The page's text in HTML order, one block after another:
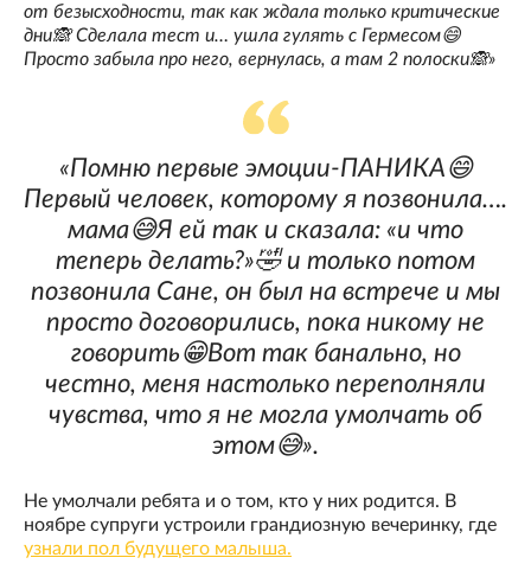
от безысходности, так как ждала только критические
дни🙈 Сделала тест и… ушла гулять с Гермесом😄
Просто забыла про него, вернулась, а там 2 полоски🙈»
«Помню первые эмоции-ПАНИКА😄
Первый человек, которому я позвонила….
мама😅Я ей так и сказала: «и что
теперь делать?»🤣 и только потом
позвонила Сане, он был на встрече и мы
просто договорились, пока никому не
говорить😁Вот так банально, но
честно, меня настолько переполняли
чувства, что я не могла умолчать об
этом😅».
Не умолчали ребята и о том, кто у них родится. В
ноябре супруги устроили грандиозную вечеринку, где
узнали пол будущего малыша.